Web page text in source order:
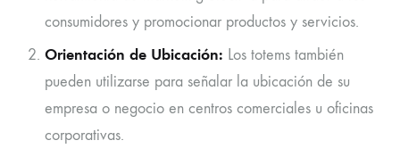
consumidores y promocionar productos y servicios.
Orientación de Ubicación: Los totems también
pueden utilizarse para señalar la ubicación de su
empresa o negocio en centros comerciales u oficinas
corporativas.